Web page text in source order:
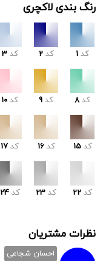
رنگ بندی لاکچری
کد 1 کد 2 کد 3
کد 8 کد 9 کد 10
کد 15 کد 16 کد 17
کد 22 کد 23 کد 24
نظرات مشتریان
احسان شجاعی